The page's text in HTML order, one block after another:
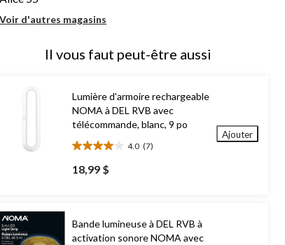
Voir d'autres magasins
Il vous faut peut-être aussi
Lumière d'armoire rechargeable
NOMA à DEL RVB avec
télécommande, blanc, 9 po
4.0 (7)
4.0
étoile(s)
sur
évaluations
18,99 $
Ajouter
Bande lumineuse à DEL RVB à
activation sonore NOMA avec